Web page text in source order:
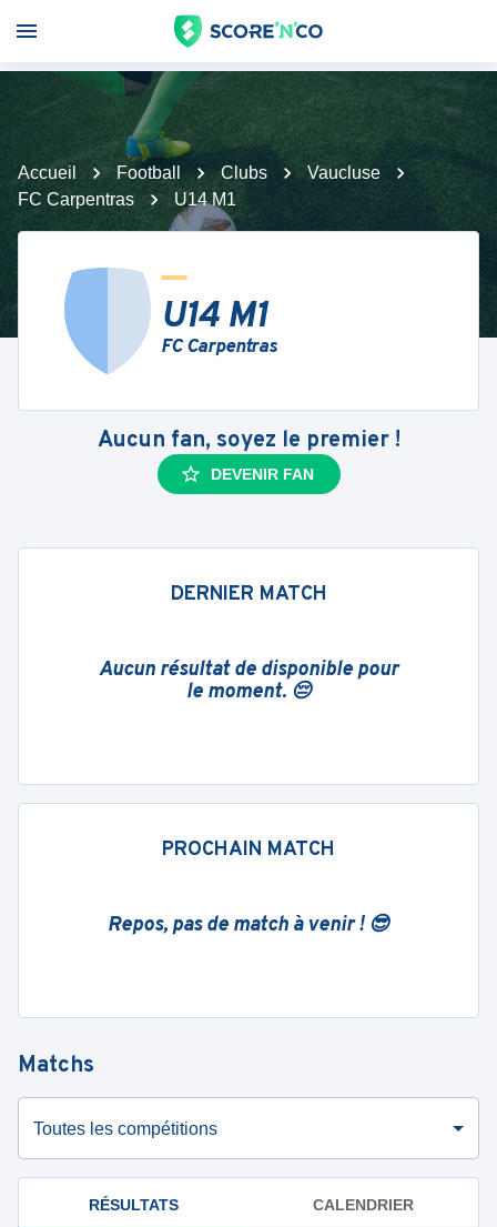
Accueil Football Clubs
Vaucluse
FC Carpentras
U14 M1
U14 M1
FC Carpentras
Aucun fan, soyez le premier !
DEVENIR FAN
DERNIER MATCH
Aucun résultat de disponible pour
le moment. 😔
PROCHAIN MATCH
Repos, pas de match à venir ! 😎
Matchs
Toutes les compétitions
RÉSULTATS CALENDRIER